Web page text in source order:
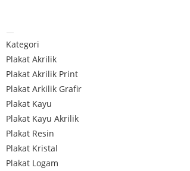
Kategori
Plakat Akrilik
Plakat Akrilik Print
Plakat Arkilik Grafir
Plakat Kayu
Plakat Kayu Akrilik
Plakat Resin
Plakat Kristal
Plakat Logam